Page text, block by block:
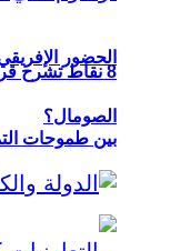
الحضور
بين طموحات
8 نقاط تشرح
الصومال؟